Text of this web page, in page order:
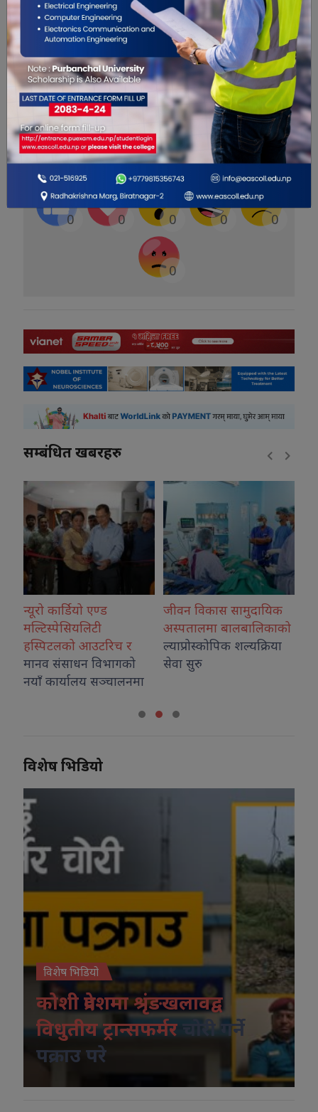
फोटो:फाईल
यो खबर पढेर तपाईलाई कस्तो महसुस
भयो ?
0 0 0 0 0
0
सम्बंधित खबरहरु
जीवन विकास सामुदायिक
अस्पतालमा बालबालिकाको
ल्याप्रोस्कोपिक शल्यक्रिया
सेवा सुरु
कोशीका उत्कृष्ट फोटोग्राफर
नगदसहित सम्मानित
विशेष भिडियो
विशेष भिडियो
कोशी प्रदेशमा श्रृंङखलावद्व
विधुतीय ट्रान्सफर्मर
चोरी गर्ने
पक्राउ परे